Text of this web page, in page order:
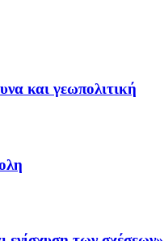
και γεωπολιτική